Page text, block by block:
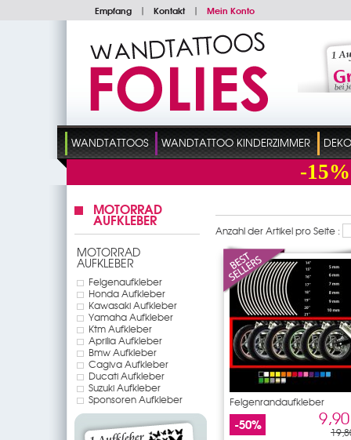
Empfang | Kontakt | Mein Konto
WANDTATTOOS WANDTATTOO KINDERZIMMER
-15%
MOTORRAD
AUFKLEBER
MOTORRAD
AUFKLEBER
Felgenaufkleber
Honda Aufkleber
Kawasaki Aufkleber
Yamaha Aufkleber
Ktm Aufkleber
Aprilia Aufkleber
Bmw Aufkleber
Cagiva Aufkleber
Ducati Aufkleber
Suzuki Aufkleber
Sponsoren Aufkleber
Anzahl der Artikel pro Seite :
Felgenrandaufkleber
-50%